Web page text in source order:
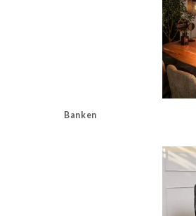
Banken